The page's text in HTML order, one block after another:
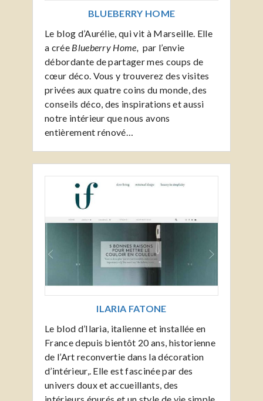
BLUEBERRY HOME
Le blog d’Aurélie, qui vit à Marseille. Elle
a crée Blueberry Home, par l’envie
débordante de partager mes coups de
cœur déco. Vous y trouverez des visites
privées aux quatre coins du monde, des
conseils déco, des inspirations et aussi
notre intérieur que nous avons
entièrement rénové…
ILARIA FATONE
Le blod d’Ilaria, italienne et installée en
France depuis bientôt 20 ans, historienne
de l’Art reconvertie dans la décoration
d’intérieur,. Elle est fascinée par des
univers doux et accueillants, des